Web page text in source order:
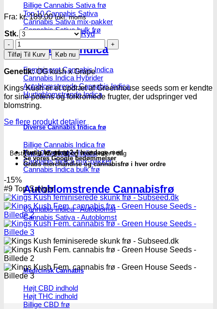
Billige Cannabis Sativa frø
Top 10 Cannabis Sativa
Cannabis Sativa mix-pakker
Cannabis Sativa bulk frø
Cannabis Indica
Feminiseret Cannabis Indica
Cannabis Indica Hybrider
Autoblomstrende Cannabis Indica
Hurtigblomstrende Indica
Diverse Cannabis Indica frø
Billige Cannabis Indica frø
Top 10 Cannabis Indica
Cannabis Indica mix-pakker
Cannabis Indica bulk frø
Autoblomstrende Cannabisfrø
Cannabis Indica - Autoblomst
Cannabis Sativa - Autoblomst
Medicinsk Cannabis
Højt CBD indhold
Højt THC indhold
Billige CBD frø
Fra: kr.189.00 Inkl. moms
Stk.
Ryd
Kings
Kush
Fem.
cannabis
frø
-
Green
House
antal
Tilføj Til Kurv Køb nu
Genetik:OG kush x Grape
Kings Kush er et opdræt af Greenhouse seeds som er kendte
for sine potens og forkromede frugter, der udspringer ved
blomstring.
Se flere produkt detaljer
Bestil indenkl. 16.00og vi afsender i dag
Hurtig levering 2-4 hverdage med
Se vores Google bedømmelser
Gratis merchandise og cannabisfrø i hver ordre
-15%
#9 Top Sælger